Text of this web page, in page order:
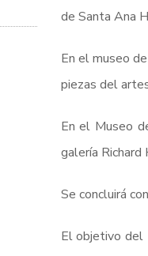
de Santa Ana
En el museo
piezas del
En el Museo
galería Richard
Se concluirá
El objetivo del